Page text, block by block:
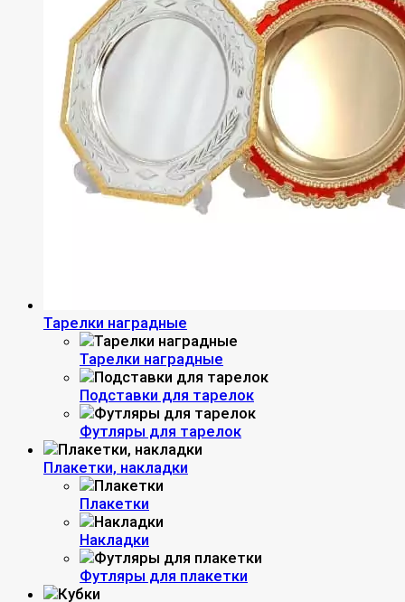
Тарелки наградные
Тарелки наградные
Подставки для тарелок
Футляры для тарелок
Плакетки, накладки
Плакетки
Накладки
Футляры для плакетки